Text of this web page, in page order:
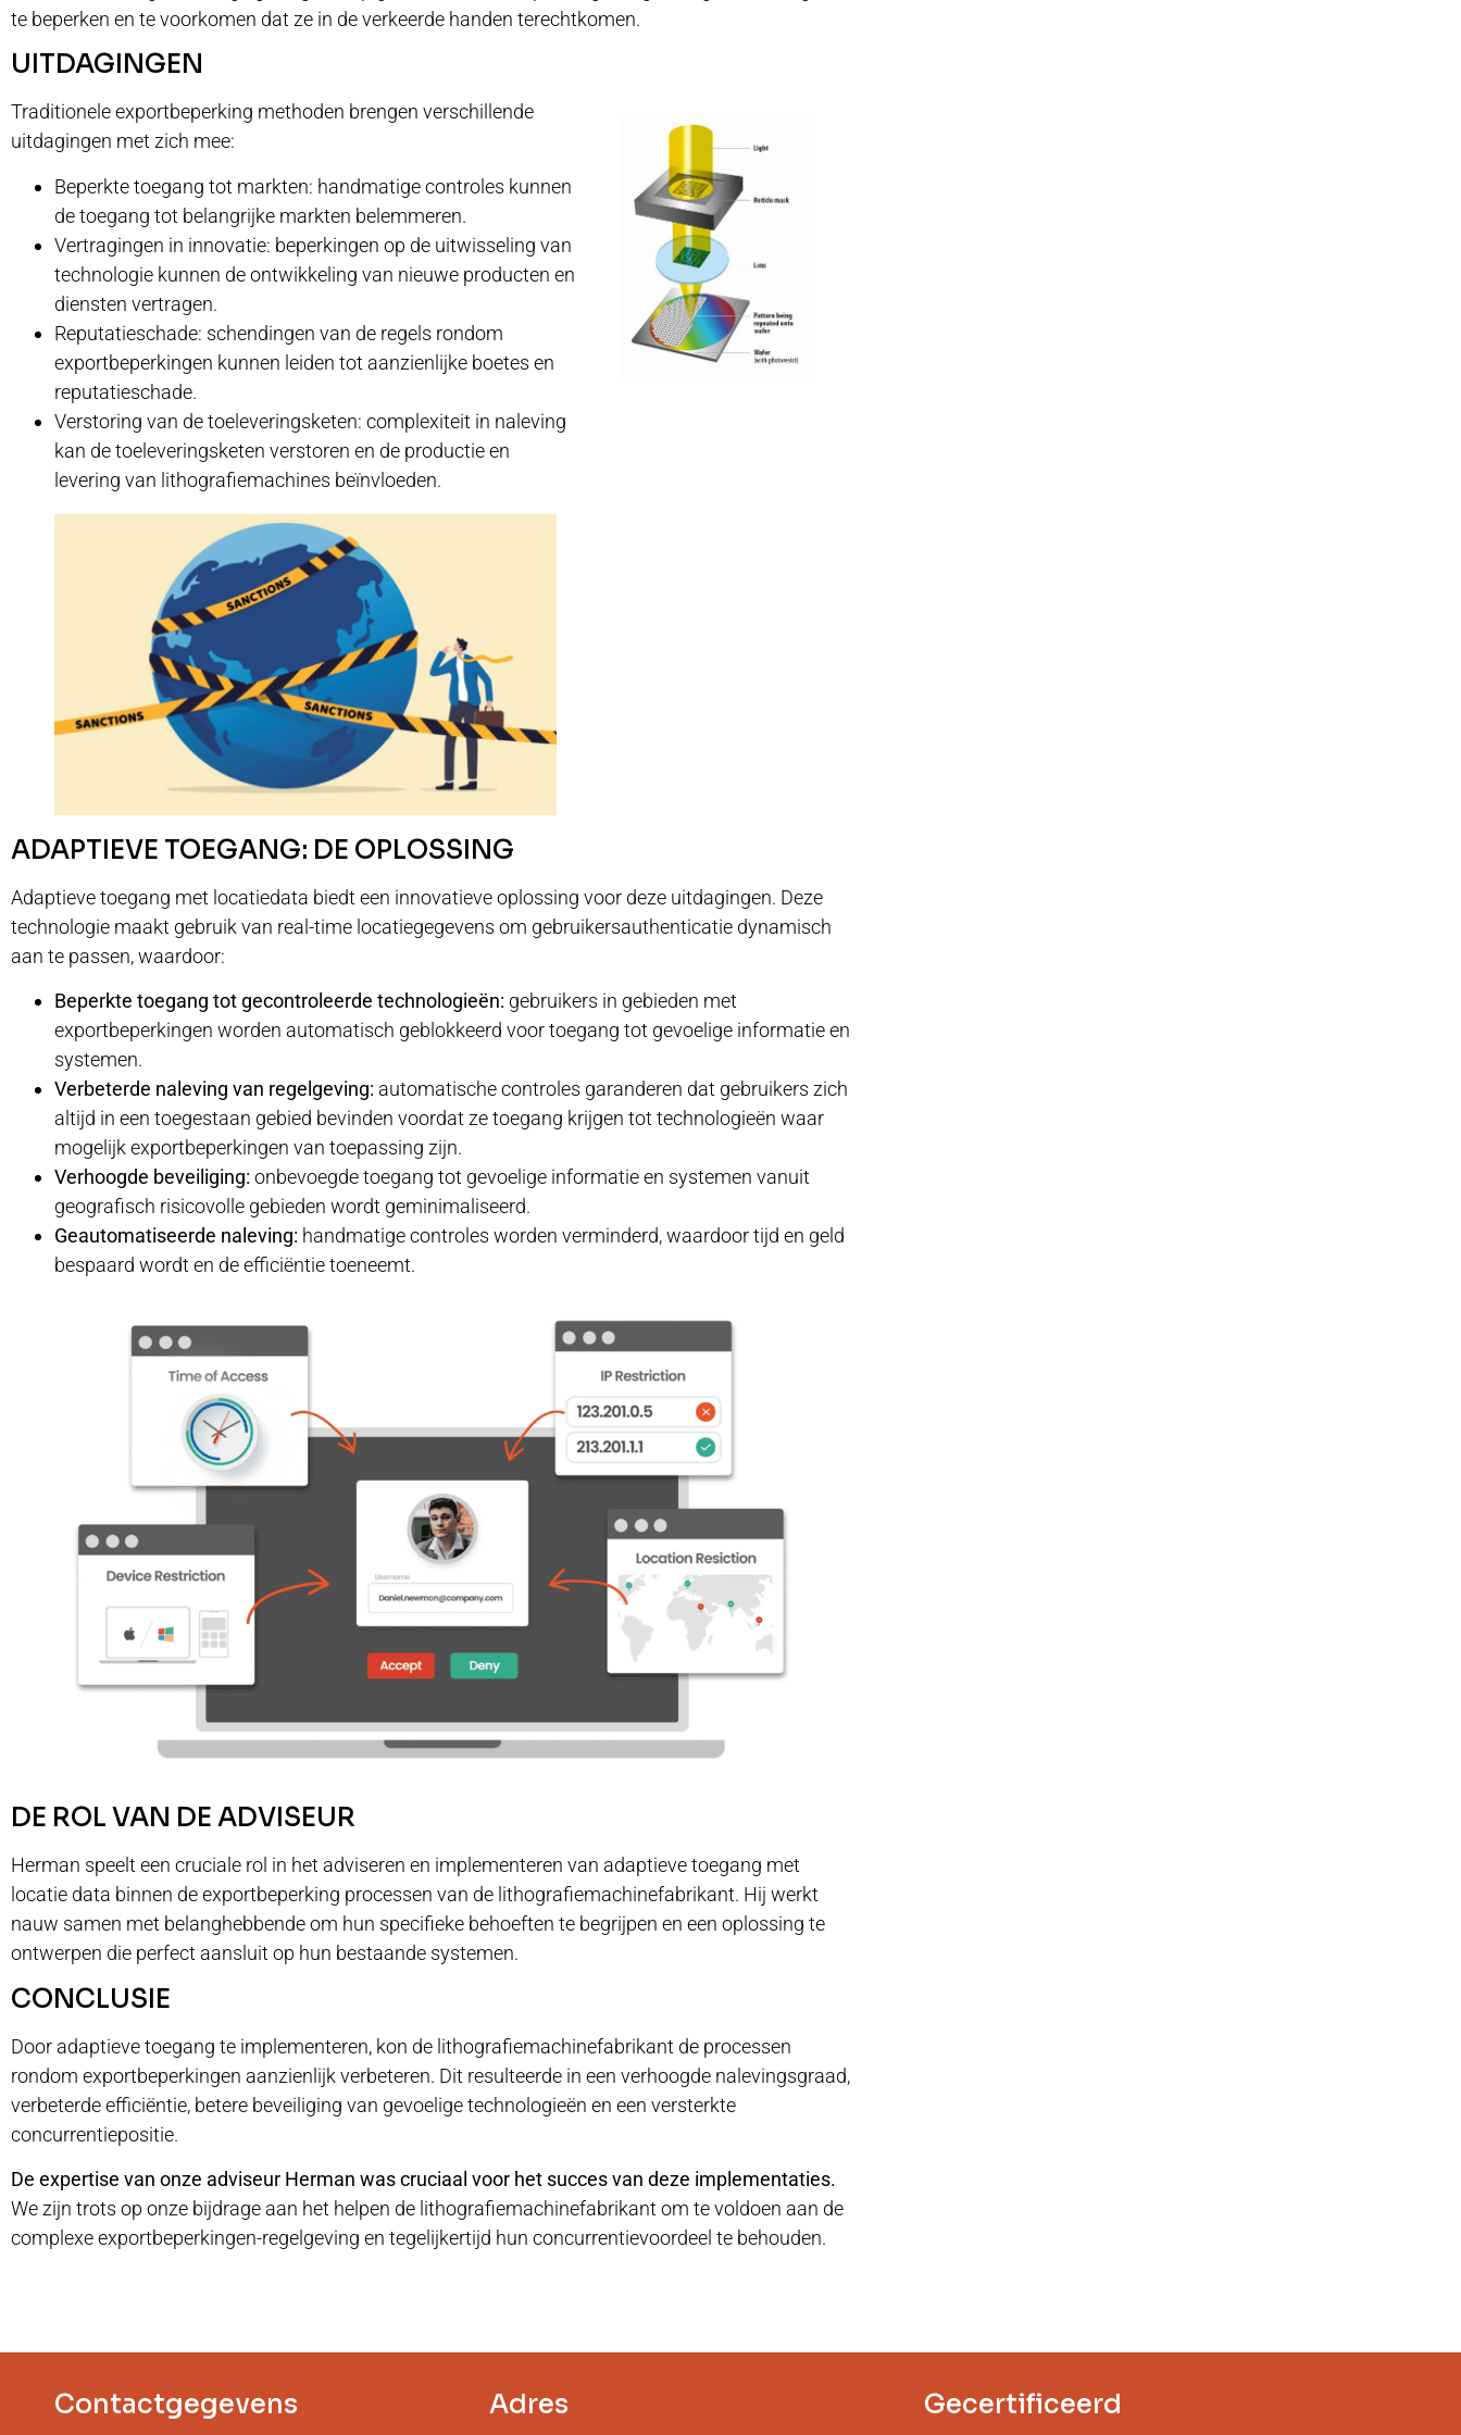
te beperken en te voorkomen dat ze in de verkeerde handen terechtkomen.
UITDAGINGEN
Traditionele exportbeperking methoden brengen verschillende
uitdagingen met zich mee:
Beperkte toegang tot markten: handmatige controles kunnen
de toegang tot belangrijke markten belemmeren.
Vertragingen in innovatie: beperkingen op de uitwisseling van
technologie kunnen de ontwikkeling van nieuwe producten en
diensten vertragen.
Reputatieschade: schendingen van de regels rondom
exportbeperkingen kunnen leiden tot aanzienlijke boetes en
reputatieschade.
Verstoring van de toeleveringsketen: complexiteit in naleving
kan de toeleveringsketen verstoren en de productie en
levering van lithografiemachines beïnvloeden.
ADAPTIEVE TOEGANG: DE OPLOSSING
Adaptieve toegang met locatiedata biedt een innovatieve oplossing voor deze uitdagingen. Deze
technologie maakt gebruik van real-time locatiegegevens om gebruikersauthenticatie dynamisch
aan te passen, waardoor:
Beperkte toegang tot gecontroleerde technologieën: gebruikers in gebieden met
exportbeperkingen worden automatisch geblokkeerd voor toegang tot gevoelige informatie en
systemen.
Verbeterde naleving van regelgeving: automatische controles garanderen dat gebruikers zich
altijd in een toegestaan ​​gebied bevinden voordat ze toegang krijgen tot technologieën waar
mogelijk exportbeperkingen van toepassing zijn.
Verhoogde beveiliging: onbevoegde toegang tot gevoelige informatie en systemen vanuit
geografisch risicovolle gebieden wordt geminimaliseerd.
Geautomatiseerde naleving: handmatige controles worden verminderd, waardoor tijd en geld
bespaard wordt en de efficiëntie toeneemt.
DE ROL VAN DE ADVISEUR
Herman speelt een cruciale rol in het adviseren en implementeren van adaptieve toegang met
locatie data binnen de exportbeperking processen van de lithografiemachinefabrikant. Hij werkt
nauw samen met belanghebbende om hun specifieke behoeften te begrijpen en een oplossing te
ontwerpen die perfect aansluit op hun bestaande systemen.
CONCLUSIE
Door adaptieve toegang te implementeren, kon de lithografiemachinefabrikant de processen
rondom exportbeperkingen aanzienlijk verbeteren. Dit resulteerde in een verhoogde nalevingsgraad,
verbeterde efficiëntie, betere beveiliging van gevoelige technologieën en een versterkte
concurrentiepositie.
De expertise van onze adviseur Herman was cruciaal voor het succes van deze implementaties.
We zijn trots op onze bijdrage aan het helpen de lithografiemachinefabrikant om te voldoen aan de
complexe exportbeperkingen-regelgeving en tegelijkertijd hun concurrentievoordeel te behouden.
Contactgegevens Adres Gecertificeerd